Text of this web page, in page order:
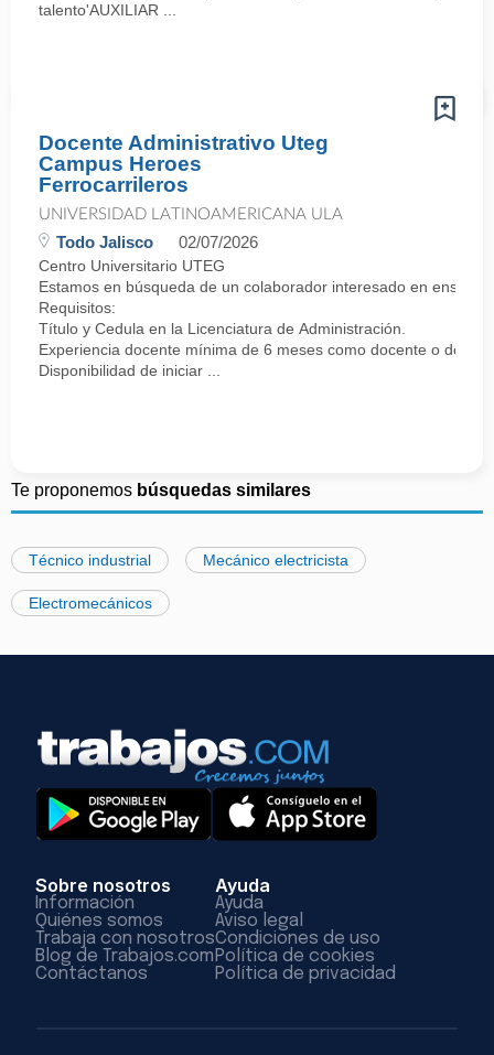
talento'AUXILIAR ...
Docente Administrativo Uteg
Campus Heroes
Ferrocarrileros
UNIVERSIDAD LATINOAMERICANA ULA
Todo Jalisco 02/07/2026
Centro Universitario UTEG
Estamos en búsqueda de un colaborador interesado en
Requisitos:
Título y Cedula en la Licenciatura de Administración.
Experiencia docente mínima de 6 meses como docente o de lo
Disponibilidad de iniciar ...
Te proponemos búsquedas similares
Técnico industrial Mecánico electricista
Electromecánicos
Sobre nosotros
Información
Quiénes somos
Trabaja con nosotros
Blog de Trabajos.com
Contáctanos
Ayuda
Ayuda
Aviso legal
Condiciones de uso
Política de cookies
Política de privacidad